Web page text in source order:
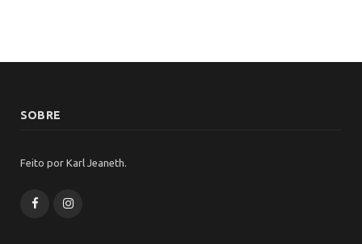
SOBRE
Feito por Karl Jeaneth.
FacebookInstagram